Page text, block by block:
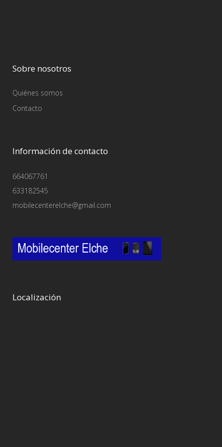
Sobre nosotros
Quiénes somos
Contacto
Información de contacto
664067761
633182545
mobilecenterelche@gmail.com
Localización